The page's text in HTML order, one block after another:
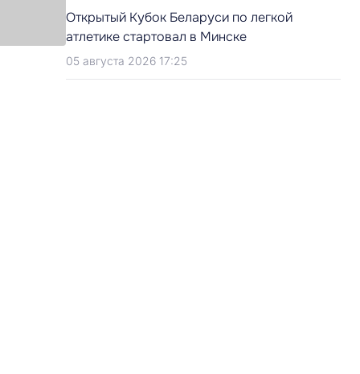
Открытый Кубок Беларуси по легкой
атлетике стартовал в Минске
05 августа 2026 17:25